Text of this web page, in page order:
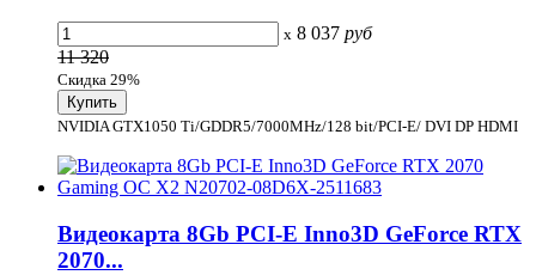
x 8 037 руб
11 320
Скидка 29%
NVIDIA GTX1050 Ti/GDDR5/7000MHz/128 bit/PCI-E/ DVI DP HDMI
Видеокарта 8Gb PCI-E Inno3D GeForce RTX
2070...